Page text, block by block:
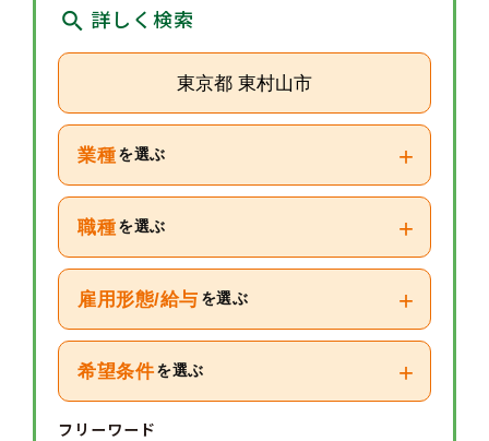
詳しく検索
東京都 東村山市
業種 を選ぶ +
職種 を選ぶ +
雇用形態/給与 を選ぶ +
希望条件 を選ぶ +
フリーワード